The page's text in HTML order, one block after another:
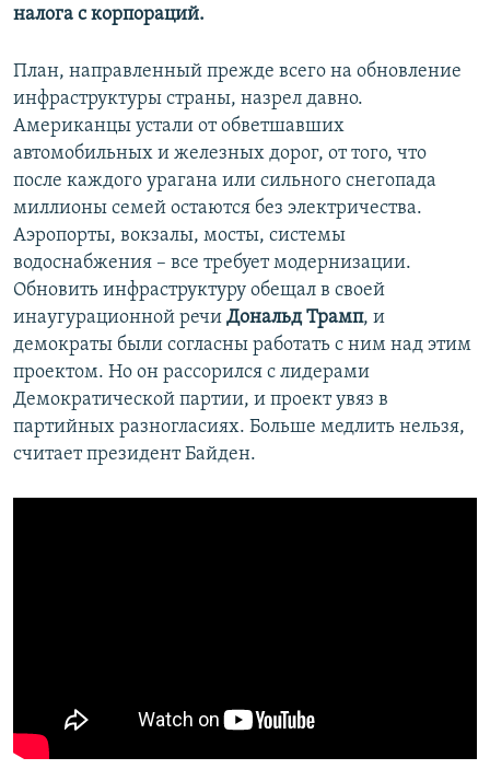
налога с корпораций.
План, направленный прежде всего на обновление
инфраструктуры страны, назрел давно.
Американцы устали от обветшавших
автомобильных и железных дорог, от того, что
после каждого урагана или сильного снегопада
миллионы семей остаются без электричества.
Аэропорты, вокзалы, мосты, системы
водоснабжения – все требует модернизации.
Обновить инфраструктуру обещал в своей
инаугурационной речи Дональд Трамп, и
демократы были согласны работать с ним над этим
проектом. Но он рассорился с лидерами
Демократической партии, и проект увяз в
партийных разногласиях. Больше медлить нельзя,
считает президент Байден.